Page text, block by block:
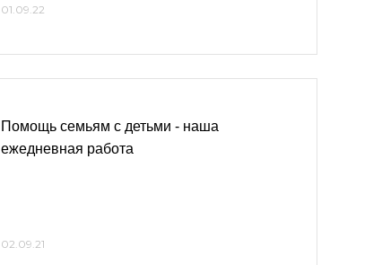
01.09.22
Помощь семьям с детьми - наша
ежедневная работа
02.09.21